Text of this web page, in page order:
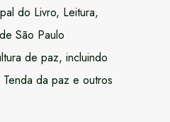
do Livro, Leitura,
São Paulo
de paz, incluindo
da paz e outros